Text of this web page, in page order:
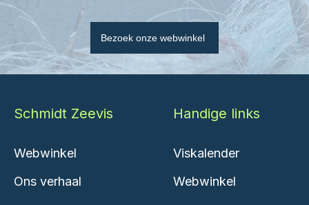
Bezoek onze webwinkel
Schmidt Zeevis
Webwinkel
Ons verhaal
Handige links
Viskalender
Webwinkel